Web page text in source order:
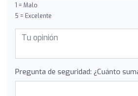
1 = Malo
5 = Excelente
Pregunta de seguridad: ¿Cuánto